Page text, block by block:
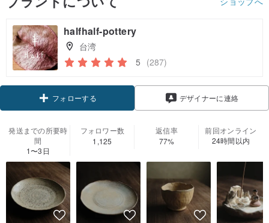
halfhalf-pottery
台湾
5 (287)
フォローする
デザイナーに連絡
発送までの所要時
間
1〜3日
フォロワー数
1,125
返信率
77%
前回オンライン
24時間以内